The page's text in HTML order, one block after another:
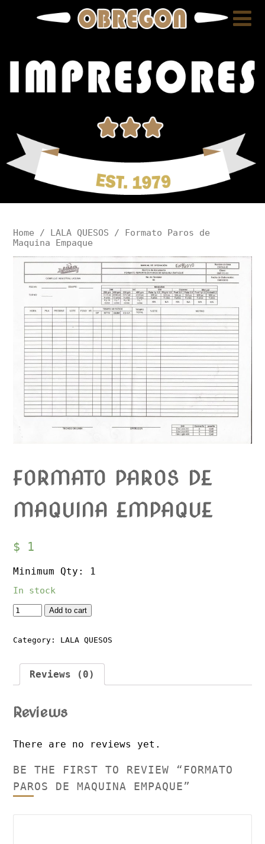
Home / LALA QUESOS / Formato Paros de
Maquina Empaque
FORMATO PAROS DE
MAQUINA EMPAQUE
$ 1
Minimum Qty: 1
In stock
QuantityAdd to cart
Category: LALA QUESOS
Reviews (0)
Reviews
There are no reviews yet.
BE THE FIRST TO REVIEW “FORMATO
PAROS DE MAQUINA EMPAQUE”